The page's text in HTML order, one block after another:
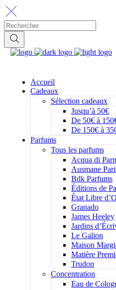
Accueil
Cadeaux
Sélection cadeaux
Jusqu’à 50€
De 50€ à
De 150€ à
Parfums
Tous les parfums
Acqua di
Ausmane
Bdk Parfums
Éditions de
État Libre
Granado
James Heeley
Jardins
Le Galion
Maison
Matière
Trudon
Concentration
Eau de